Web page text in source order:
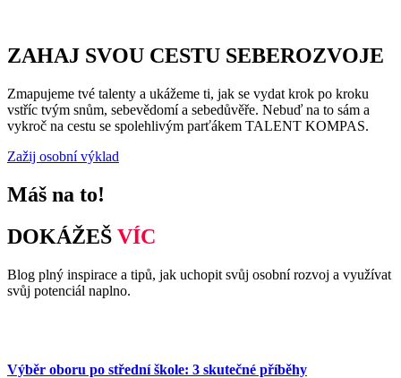
ZAHAJ SVOU CESTU SEBEROZVOJE
Zmapujeme tvé talenty a ukážeme ti, jak se vydat krok po kroku
vstříc tvým snům, sebevědomí a sebedůvěře. Nebuď na to sám a
vykroč na cestu se spolehlivým parťákem TALENT KOMPAS.
Zažij osobní výklad
Máš na to!
DOKÁŽEŠ VÍC
Blog plný inspirace a tipů, jak uchopit svůj osobní rozvoj a využívat
svůj potenciál naplno.
Výběr oboru po střední škole: 3 skutečné příběhy